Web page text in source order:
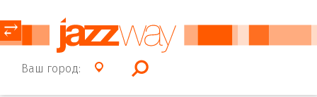
Ваш город:
⥂